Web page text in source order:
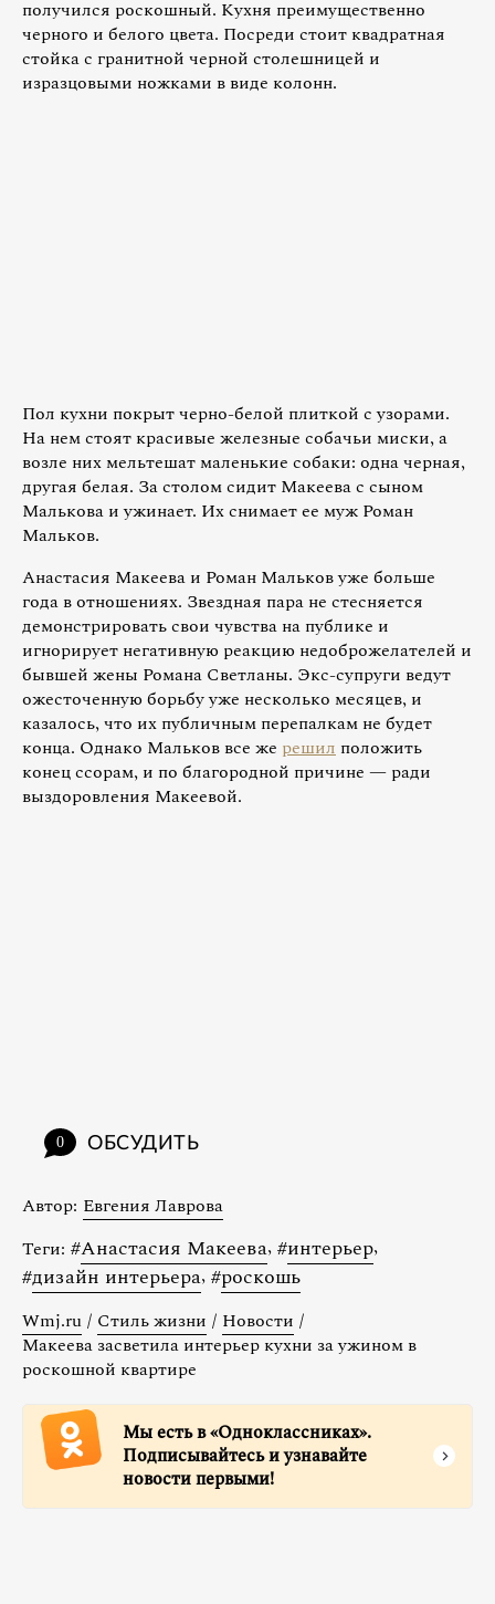
получился роскошный. Кухня преимущественно
черного и белого цвета. Посреди стоит квадратная
стойка с гранитной черной столешницей и
изразцовыми ножками в виде колонн.
Пол кухни покрыт черно-белой плиткой с узорами.
На нем стоят красивые железные собачьи миски, а
возле них мельтешат маленькие собаки: одна черная,
другая белая. За столом сидит Макеева с сыном
Малькова и ужинает. Их снимает ее муж Роман
Мальков.
Анастасия Макеева и Роман Мальков уже больше
года в отношениях. Звездная пара не стесняется
демонстрировать свои чувства на публике и
игнорирует негативную реакцию недоброжелателей и
бывшей жены Романа Светланы. Экс-супруги ведут
ожесточенную борьбу уже несколько месяцев, и
казалось, что их публичным перепалкам не будет
конца. Однако Мальков все же решил положить
конец ссорам, и по благородной причине — ради
выздоровления Макеевой.
0 ОБСУДИТЬ
Автор: Евгения Лаврова
Теги: #Анастасия Макеева, #интерьер,
#дизайн интерьера, #роскошь
Wmj.ru / Стиль жизни / Новости /
Макеева засветила интерьер кухни за ужином в
роскошной квартире
Мы есть в «Одноклассниках».
Подписывайтесь и узнавайте
новости первыми!